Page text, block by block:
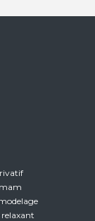
relaxant